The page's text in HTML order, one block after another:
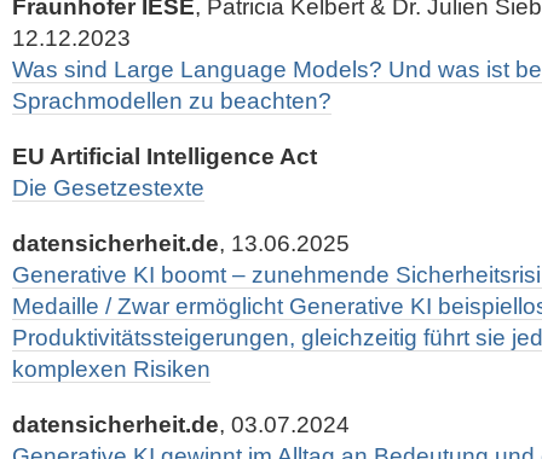
Fraunhofer IESE, Patricia Kelbert & Dr. Julien
12.12.2023
Was sind Large Language Models? Und was ist
Sprachmodellen zu beachten?
EU Artificial Intelligence Act
Die Gesetzestexte
datensicherheit.de, 13.06.2025
Generative KI boomt – zunehmende
Medaille / Zwar ermöglicht Generative KI
Produktivitätssteigerungen, gleichzeitig führt sie
komplexen Risiken
datensicherheit.de, 03.07.2024